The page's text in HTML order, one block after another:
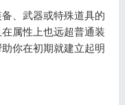
、武器或特殊道具的
属性上也远超普通装
你在初期就建立起明